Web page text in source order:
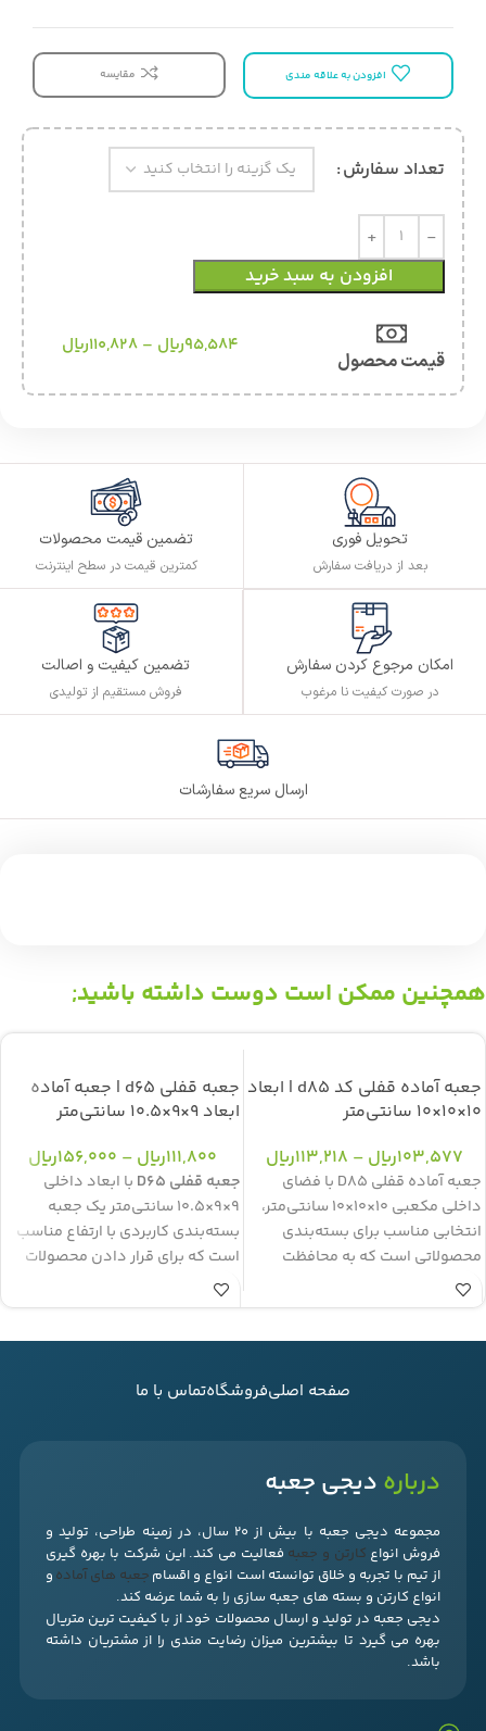
افزودن به علاقه مندی مقایسه
تعداد سفارش
افزودن به سبد خرید
قیمت محصول
95,584ریال –
110,828ریال
تحویل فوری
بعد از دریافت سفارش
تضمین قیمت محصولات
کمترین قیمت در سطح اینترنت
امکان مرجوع کردن سفارش
در صورت کیفیت نا مرغوب
تضمین کیفیت و اصالت
فروش مستقیم از تولیدی
ارسال سریع سفارشات
همچنین ممکن است دوست داشته باشید;
جعبه آماده قفلی کد d85 | ابعاد
10×10×10 سانتی‌متر
103,577ریال –
113,218ریال
جعبه آماده قفلی D85 با فضای
داخلی مکعبی 10×10×10 سانتی‌متر،
انتخابی مناسب برای بسته‌بندی
محصولاتی است که به محافظت
بیشتر در زمان نگهداری و ارسال نیاز
دارند. استفاده از ورق ایفلوت سه‌لایه
کاربردی برای فروشگاه‌های اینترنتی
و کسب‌وکارهای بسته‌بندی تبدیل
محصول
D 85
نوع بسته
بندی
درب دارویی ته
قفلی
نوع ورق ایفلوت سه لایه
داخلی
جعبه قفلی d65 | جعبه آماده
ابعاد 9×9×10.5 سانتی‌متر
111,800ریال –
156,000ریال
جعبه قفلی D65
با ابعاد داخلی
9×9×10.5 سانتی‌متر یک جعبه
بسته‌بندی کاربردی با ارتفاع مناسب
است که برای قرار دادن محصولات
نسبتاً بلند طراحی شده است. ساختار
قفلی این جعبه باعث می‌شود کف
محافظت بهتری داشته باشد.
بندی
قفلی
نوع ورق ایفلوت سه لایه
ابعاد
9*9*10.5
صفحه اصلیفروشگاهتماس با ما
درباره دیجی جعبه
مجموعه دیجی جعبه با بیش از 20 سال، در زمینه طراحی، تولید و
فروش انواع کارتن و جعبه فعالیت می کند. این شرکت با بهره گیری
از تیم با تجربه و خلاق توانسته است انواع و اقسام جعبه های آماده و
انواع کارتن و بسته های جعبه سازی را به شما عرضه کند.
دیجی جعبه در تولید و ارسال محصولات خود از با کیفیت ترین متریال
بهره می گیرد تا بیشترین میزان رضایت مندی را از مشتریان داشته
باشد.